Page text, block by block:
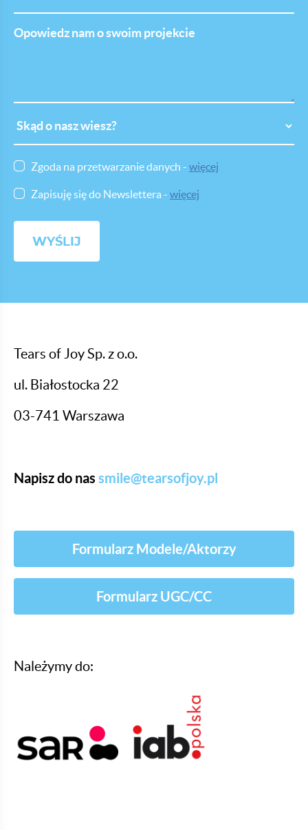
nam
o
nasz
wieszZgoda na przetwarzanie danych - więcej
Zapisuję się do Newslettera - więcej
Tears of Joy Sp. z o.o.
ul. Białostocka 22
03-741 Warszawa
Napisz do nas smile@tearsofjoy.pl
Formularz Modele/Aktorzy
Formularz UGC/CC
Należymy do: